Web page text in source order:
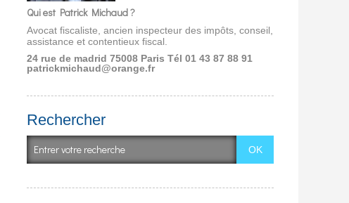
Qui est Patrick Michaud ?
Avocat fiscaliste, ancien inspecteur des impôts, conseil,
assistance et contentieux fiscal.
24 rue de madrid 75008 ParisTél 01 43 87 88 91
patrickmichaud@orange.fr
Rechercher